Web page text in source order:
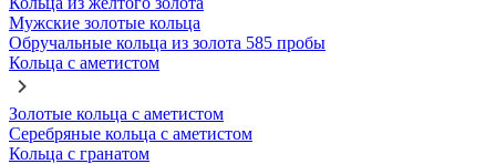
Мужские золотые кольца
Обручальные кольца из золота 585 пробы
Кольца с аметистом
Золотые кольца с аметистом
Серебряные кольца с аметистом
Кольца с гранатом